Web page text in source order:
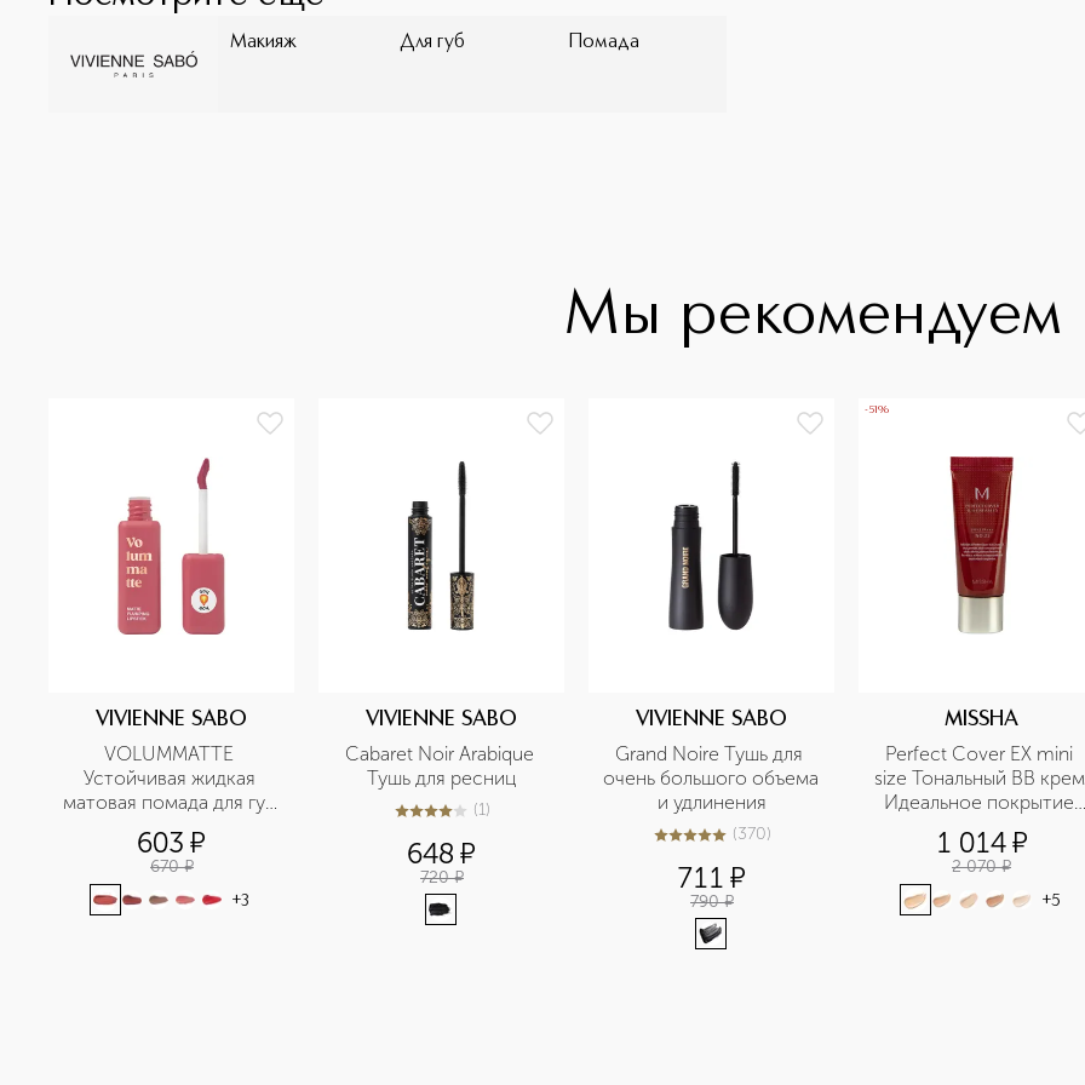
Макияж Для губ Помада
Мы рекомендуем
VIVIENNE SABO
VOLUMMATTE
Устойчивая жидкая
матовая помада для губ
с плампингом
603 ¤
670 ¤
+3
VIVIENNE SABO
Cabaret Noir Arabique
Тушь для ресниц
4из 51 (1)
648 ¤
720 ¤
VIVIENNE SABO
Grand Noire Тушь для
очень большого объема
и удлинения
4.9из5370 (370)
711 ¤
790 ¤
-51%
MISSHA
Perfect Cover EX mini
size Тональный BB крем
Идеальное покрытие
SPF42/PA+++ в
дорожном формате
1 014¤
2 070 ¤
+5